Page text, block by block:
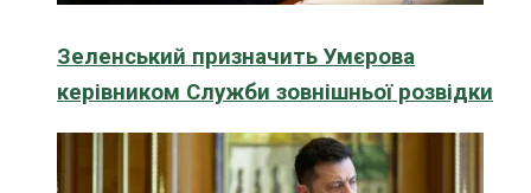
Зеленський призначить Умєрова
керівником Служби зовнішньої розвідки